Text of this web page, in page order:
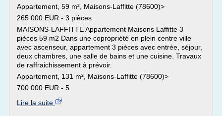
Appartement, 59 m², Maisons-Laffitte (78600)>
265 000 EUR - 3 pièces
MAISONS-LAFFITTE Appartement Maisons Laffitte 3
pièces 59 m2 Dans une copropriété en plein centre ville
avec ascenseur, appartement 3 pièces avec entrée, séjour,
deux chambres, une salle de bains et une cuisine. Travaux
de raffraichissement à prévoir.
Appartement, 131 m², Maisons-Laffitte (78600)>
700 000 EUR - 5...
Lire la suite